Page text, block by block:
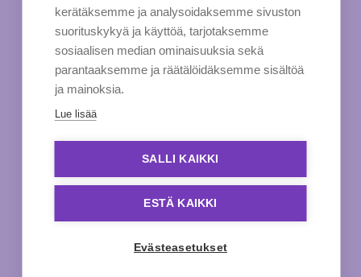
kerätäksemme ja analysoidaksemme sivuston
suorituskykyä ja käyttöä, tarjotaksemme
sosiaalisen median ominaisuuksia sekä
parantaaksemme ja räätälöidäksemme sisältöä
ja mainoksia.
Lue lisää
SALLI KAIKKI
ESTÄ KAIKKI
Evästeasetukset